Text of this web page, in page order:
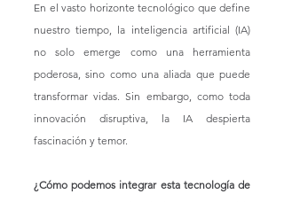
En el vasto horizonte tecnológico que define
nuestro tiempo, la inteligencia artificial (IA)
no solo emerge como una herramienta
poderosa, sino como una aliada que puede
transformar vidas. Sin embargo, como toda
innovación disruptiva, la IA despierta
fascinación y temor.
¿Cómo podemos integrar esta tecnología de